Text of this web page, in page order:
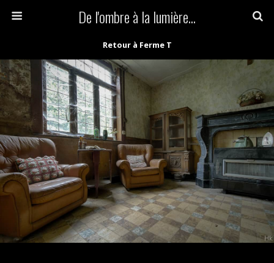
De l'ombre à la lumière...
Retour à Ferme T